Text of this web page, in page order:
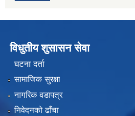
विधुतीय शुसासन सेवा
घटना दर्ता
सामाजिक सुरक्षा
नागरिक वडापत्र
निवेदनको ढाँचा